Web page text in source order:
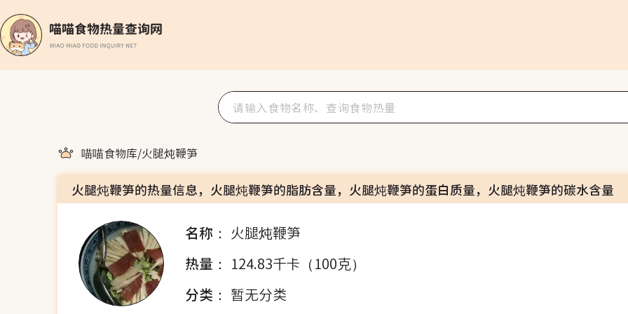
喵喵食物库/火腿炖鞭笋
火腿炖鞭笋的热量信息，火腿炖鞭笋的脂肪含量，火腿炖鞭笋的蛋白质量，火腿炖鞭笋的碳水含量
名称： 火腿炖鞭笋
热量： 124.83千卡（100克）
分类： 暂无分类